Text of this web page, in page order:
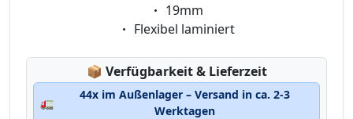
Eigenschaft:
19mm
Eigenschaft:
Flexibel laminiert
📦 Lagerstatus:
Verfügbarkeit & Lieferzeit
🚛
44x im Außenlager – Versand in ca. 2-3
Werktagen